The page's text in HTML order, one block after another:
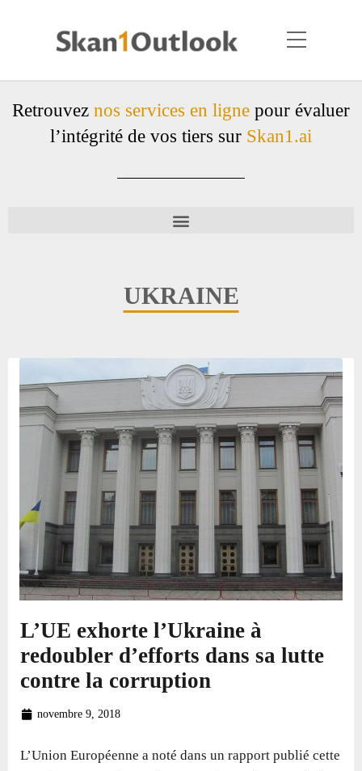
Retrouvez nos services en ligne pour évaluer
l’intégrité de vos tiers sur Skan1.ai
UKRAINE
L’UE exhorte l’Ukraine à
redoubler d’efforts dans sa lutte
contre la corruption
novembre 9, 2018
L’Union Européenne a noté dans un rapport publié cette